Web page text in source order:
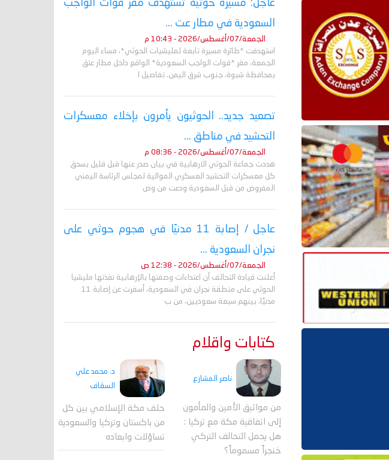
عاجل: مسيرة حوثية تستهدف مقر قوات الواجب
السعودية في مطار عت ...
الجمعة/07/أغسطس/2026 - 10:43 م
استهدفت *طائرة مسيرة تابعة لمليشيات الحوثي*، مساء اليوم
الجمعة، مقر *قوات الواجب السعودية* الواقع داخل مطار عتق
بمحافظة شبوة، جنوب شرق اليمن. تفاصيل ا
تصعيد جديد.. الحوثيون يأمرون بإخلاء معسكرات
التحشيد في مناطق ...
الجمعة/07/أغسطس/2026 - 08:36 م
هددت جماعة الحوثي الارهابية في بيان صدر عنها قبل قليل بسحق
كل معسكرات التحشيد العسكري الموالية لمجلس الرئاسة اليمني
المفروض من قبل السعودية ودعت من وص
عاجل / إصابة 11 مدنيًا في هجوم حوثي على
نجران السعودية ...
الجمعة/07/أغسطس/2026 - 12:38 ص
أعلنت قيادة التحالف أن اعتداءات وصفتها بالإرهابية نفذتها مليشيا
الحوثي على منطقة نجران في السعودية، أسفرت عن إصابة 11
مدنيًا، بينهم سبعة سعوديين، من ب
كتابات واقلام
ناصر المشارع
من مواثيق الأمين والمأمون
إلى اتفاقية مكة مع تركيا :
هل يحمل التحالف التركي
خنجراً مسموماً؟
د. محمد علي
السقاف
حلف مكة الإسلامي بين كل
من باكستان وتركيا والسعودية
تساؤلات وابعاده